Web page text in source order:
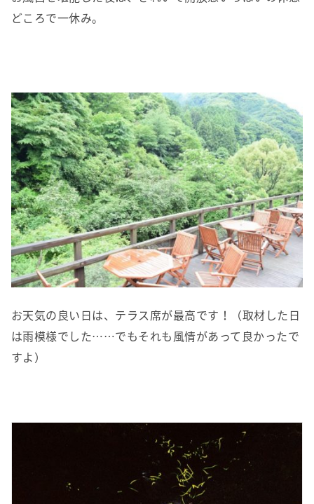
どころで一休み。
お天気の良い日は、テラス席が最高です！（取材した日
は雨模様でした……でもそれも風情があって良かったで
すよ）